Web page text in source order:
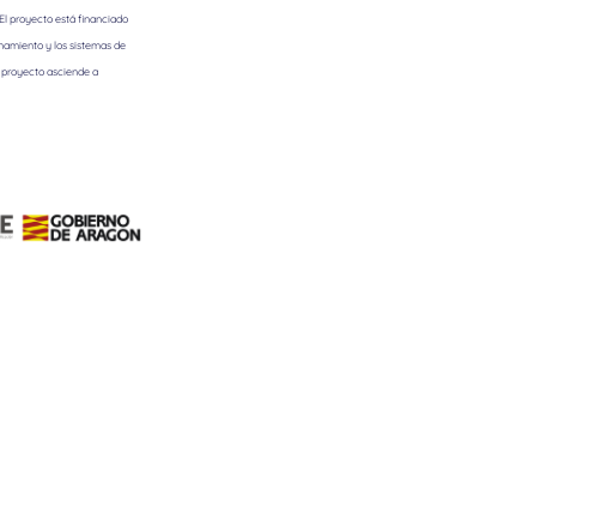
proyecto está financiado
y los sistemas de
proyecto asciende a